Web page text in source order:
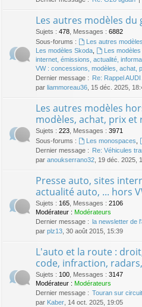
Les autres modèles du
Sujets : 478 Messages : 6882
Sous-forums :
Les autres
Les modèles Skoda
Les
internet, émissions, actualité,
VW : concessions, modèles, achat,
Dernier message :
Re: Rappel AUDI
par liammoreau36 , 15 déc. 2025,
Les autres modèles
modèles, achat, prix et
Sujets : 223 Messages : 3971
Sous-forums :
Les monospaces
Dernier message :
Re: Véhicules
par anoukserrano32 , 19 déc. 2025,
Presse auto, sites
actualité auto, ... hors
Sujets : 165 Messages : 2106
Modérateur : Modérateurs
Dernier message :
la newsletter de
par plz13 , 30 août 2015, 15:39
L'auto et la route :
code, infraction,
Sujets : 100 Messages : 3147
Modérateur : Modérateurs
Dernier message : Touran sur
par Kaber , 14 oct. 2025, 19:05